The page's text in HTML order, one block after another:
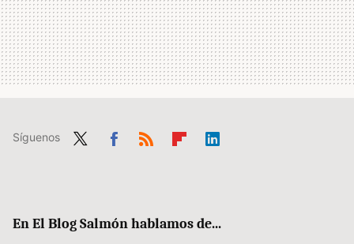
Síguenos
En El Blog Salmón hablamos de...